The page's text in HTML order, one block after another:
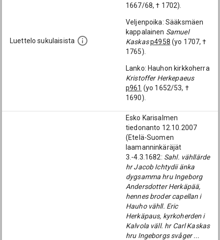
Luettelo sukulaisista
1667/68, † 1702).
Veljenpoika: Sääksmäen
kappalainen Samuel
Kaskasp4958 (yo 1707, †
1765).
Lanko: Hauhon kirkkoherra
Kristoffer Herkepaeus
p961 (yo 1652/53, †
1690).
Esko Karisalmen
tiedonanto 12.10.2007
(Etelä-Suomen
laamanninkäräjät
3.-4.3.1682: Sahl. vähllärde
hr Jacob Ichtydii änka
dygsamma hru Ingeborg
Andersdotter Herkäpää,
hennes broder capellan i
Hauho vähll. Eric
Herkäpaus, kyrkoherden i
Kalvola väll. hr Carl Kaskas
hru Ingeborgs svåger ...